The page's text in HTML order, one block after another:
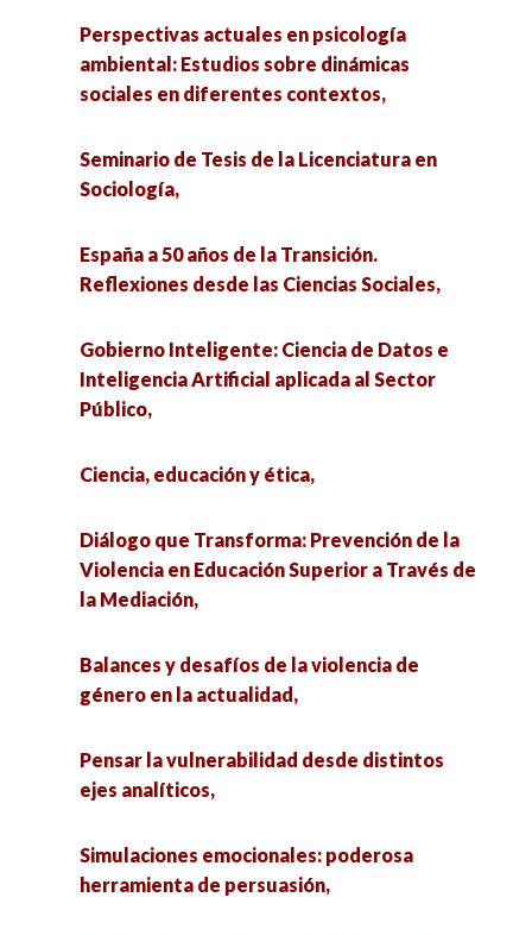
Perspectivas actuales en psicología
ambiental: Estudios sobre dinámicas
sociales en diferentes contextos,
Seminario de Tesis de la Licenciatura en
Sociología,
España a 50 años de la Transición.
Reflexiones desde las Ciencias Sociales,
Gobierno Inteligente: Ciencia de Datos e
Inteligencia Artificial aplicada al Sector
Público,
Ciencia, educación y ética,
Diálogo que Transforma: Prevención de la
Violencia en Educación Superior a Través de
la Mediación,
Balances y desafíos de la violencia de
género en la actualidad,
Pensar la vulnerabilidad desde distintos
ejes analíticos,
Simulaciones emocionales: poderosa
herramienta de persuasión,